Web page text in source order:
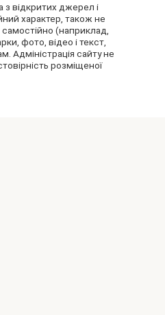
з відкритих джерел і
характер, також не
(наприклад,
фото, відео і текст,
Адміністрація сайту не
розміщеної